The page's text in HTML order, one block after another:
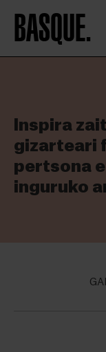
BASQUE.
Inspira
gizarteari
pertsona
inguruko